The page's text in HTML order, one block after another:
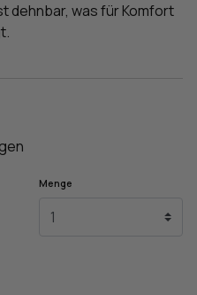
dehnbar, was für Komfort
Menge